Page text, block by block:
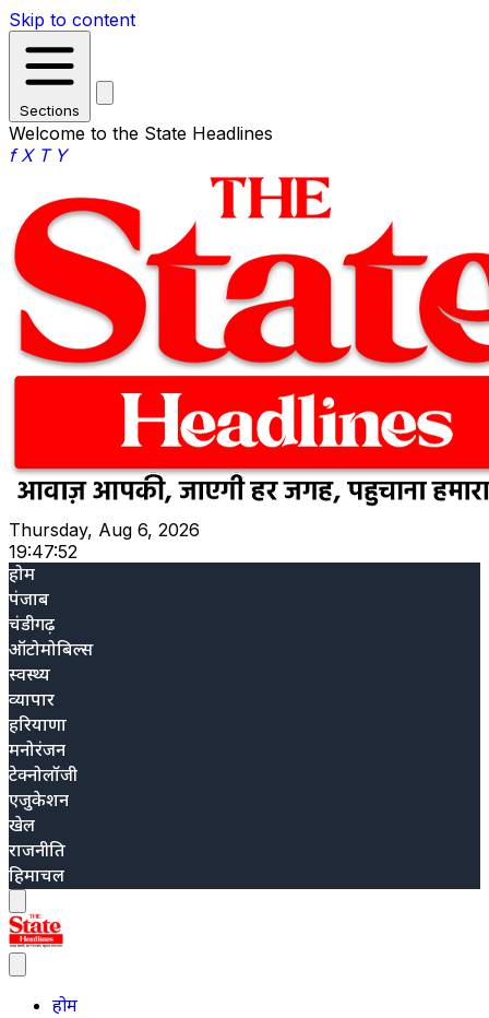
Skip to content
Sections
Welcome to the State Headlines
f X T Y
Thursday, Aug 6, 2026
19:47:54
होम
पंजाब
चंडीगढ़
ऑटोमोबिल्स
स्वस्थ्य
व्यापार
हरियाणा
मनोरंजन
टेक्नोलॉजी
एजुकेशन
खेल
राजनीति
हिमाचल
होम